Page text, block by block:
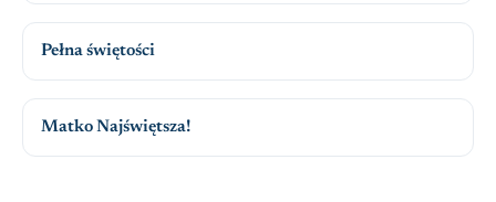
Pełna świętości
Matko Najświętsza!